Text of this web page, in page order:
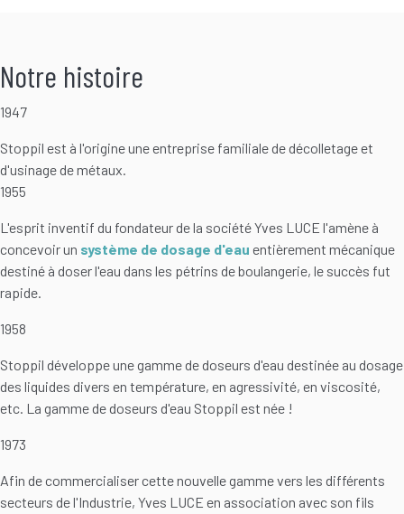
Notre histoire
1947
Stoppil est à l'origine une entreprise familiale de décolletage et
d'usinage de métaux.
1955
L'esprit inventif du fondateur de la société Yves LUCE l'amène à
concevoir un système de dosage d'eau entièrement mécanique
destiné à doser l'eau dans les pétrins de boulangerie, le succès fut
rapide.
1958
Stoppil développe une gamme de doseurs d'eau destinée au dosage
des liquides divers en température, en agressivité, en viscosité,
etc. La gamme de doseurs d'eau Stoppil est née !
1973
Afin de commercialiser cette nouvelle gamme vers les différents
secteurs de l'Industrie, Yves LUCE en association avec son fils